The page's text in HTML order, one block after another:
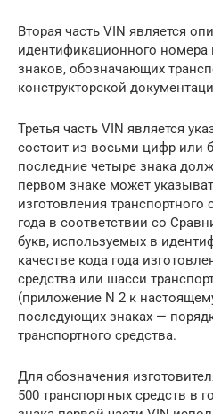
Вторая часть VIN является
идентификационного номера
знаков, обозначающих
конструкторской
Третья часть VIN является
состоит из восьми цифр или
последние четыре знака
первом знаке может
изготовления
года в соответствии со
букв, используемых в
качестве кода года
средства или шасси
(приложение N 2 к
последующих знаках —
транспортного средства.
Для обозначения
500 транспортных средств в